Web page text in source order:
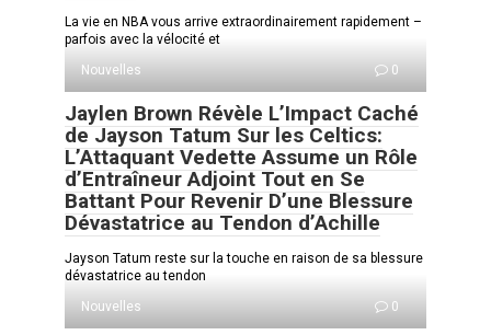
La vie en NBA vous arrive extraordinairement rapidement –
parfois avec la vélocité et
Nouvelles
0
Jaylen Brown Révèle L’Impact Caché
de Jayson Tatum Sur les Celtics:
L’Attaquant Vedette Assume un Rôle
d’Entraîneur Adjoint Tout en Se
Battant Pour Revenir D’une Blessure
Dévastatrice au Tendon d’Achille
Jayson Tatum reste sur la touche en raison de sa blessure
dévastatrice au tendon
Nouvelles
0